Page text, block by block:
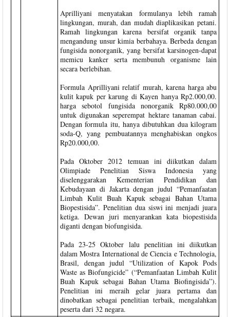
Aprilliyani menyatakan formulanya lebih ramah
lingkungan, murah, dan mudah diaplikasikan petani.
Ramah lingkungan karena bersifat organik tanpa
mengandung unsur kimia berbahaya. Berbeda dengan
fungisida nonorganik, yang bersifat karsinogen-dapat
memicu kanker serta membunuh organisme lain
secara berlebihan.
Formula Aprilliyani relatif murah, karena harga abu
kulit kapuk per karung di Kayen hanya Rp2.000,00.
harga sebotol fungisida nonorganik Rp80.000,00
untuk digunakan seperempat hektare tanaman cabai.
Dengan formula itu, hanya dibutuhkan dua kilogram
soda-Q, yang pembuatannya menghabiskan ongkos
Rp20.000,00.
Pada Oktober 2012 temuan ini diikutkan dalam
Olimpiade Penelitian Siswa Indonesia yang
diselenggarakan Kementerian Pendidikan dan
Kebudayaan di Jakarta dengan judul “Pemanfaatan
Limbah Kulit Buah Kapuk sebagai Bahan Utama
Biopestisida”. Penelitian dua siswi ini menjadi juara
ketiga. Dewan juri menyarankan kata biopestisida
diganti dengan biofungisida.
Pada 23-25 Oktober lalu penelitian ini diikutkan
dalam Mostra International de Ciencia e Technologia,
Brasil, dengan judul “Utilization of Kapok Pods
Waste as Biofungicide” (“Pemanfaatan Limbah Kulit
Buah Kapuk sebagai Bahan Utama Biofingisida”).
Penelitian ini meraih gelar juara pertama dan
dinobatkan sebagai penelitian terbaik, mengalahkan
peserta dari 32 negara.